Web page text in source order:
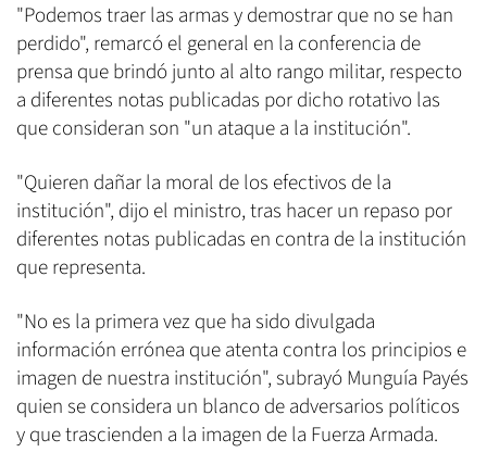
"Podemos traer las armas y demostrar que no se han
perdido", remarcó el general en la conferencia de
prensa que brindó junto al alto rango militar, respecto
a diferentes notas publicadas por dicho rotativo las
que consideran son "un ataque a la institución".
"Quieren dañar la moral de los efectivos de la
institución", dijo el ministro, tras hacer un repaso por
diferentes notas publicadas en contra de la institución
que representa.
"No es la primera vez que ha sido divulgada
información errónea que atenta contra los principios e
imagen de nuestra institución", subrayó Munguía Payés
quien se considera un blanco de adversarios políticos
y que trascienden a la imagen de la Fuerza Armada.